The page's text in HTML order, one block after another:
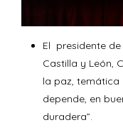
El presidente
Castilla y León,
la paz, temática
depende, en
duradera”.